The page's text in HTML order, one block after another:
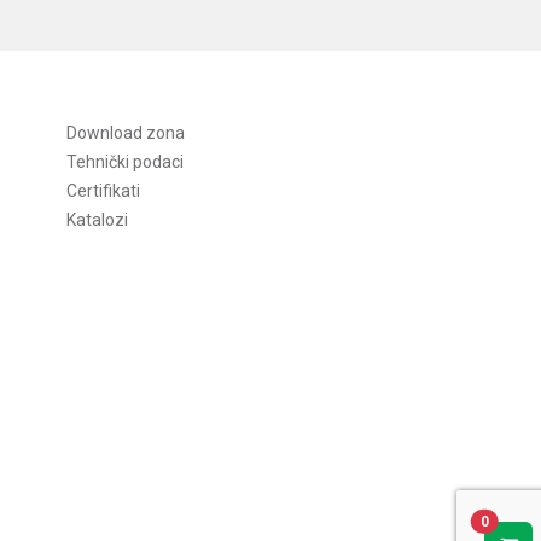
Download zona
Tehnički podaci
Certifikati
Katalozi
0